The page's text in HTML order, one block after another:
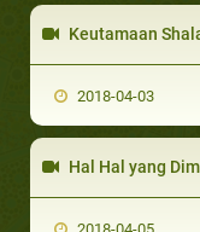
Keutamaan
2018-04-03
Hal Hal yang